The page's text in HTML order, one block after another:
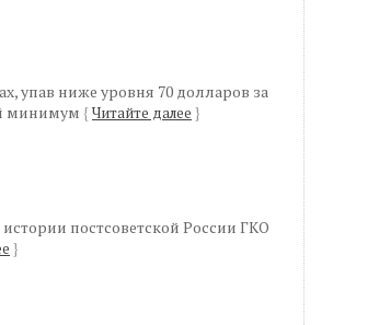
упав ниже уровня 70 долларов за
минимум { Читайте далее }
постсоветской России ГКО
}